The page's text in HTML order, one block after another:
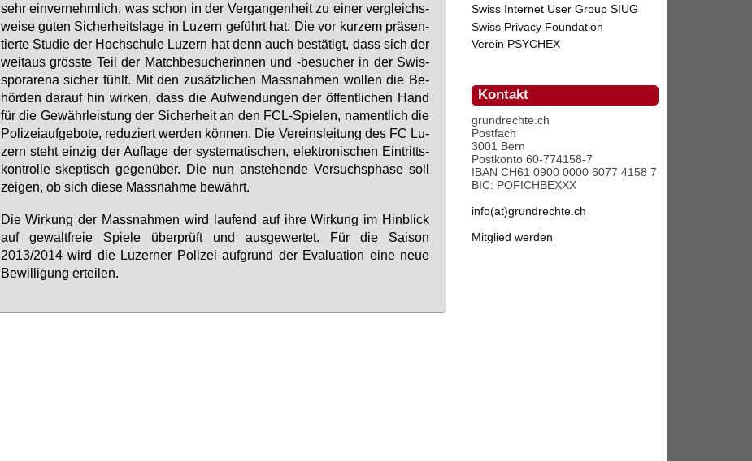
sehr ein­ver­nehm­lich, was schon in der Ver­gan­gen­heit zu ei­ner ver­gleichs­
wei­se gu­ten Si­cher­heits­la­ge in Lu­zern ge­führt hat. Die vor kur­zem prä­sen­
tier­te Stu­die der Hoch­schu­le Lu­zern hat denn auch be­stä­tigt, dass sich der
weit­aus gröss­te Teil der Match­be­su­che­rin­nen und -be­su­cher in der Swis­
spora­re­na si­cher fühlt. Mit den zu­sätz­li­chen Mass­nah­men wol­len die Be­
hör­den dar­auf hin wir­ken, dass die Auf­wen­dun­gen der öf­fent­li­chen Hand
für die Ge­währ­leis­tung der Si­cher­heit an den FCL-Spie­len, na­ment­lich die
Po­li­zei­auf­ge­bo­te, re­du­ziert wer­den kön­nen. Die Ver­eins­lei­tung des FC Lu­
zern steht ein­zig der Auf­la­ge der sys­te­ma­ti­schen, elek­tro­ni­schen Ein­tritts­
kon­trol­le skep­tisch ge­gen­über. Die nun an­ste­hen­de Ver­suchs­pha­se soll
zei­gen, ob sich die­se Mass­nah­me be­währt.
Die Wir­kung der Mass­nah­men wird lau­fend auf ih­re Wir­kung im Hin­blick
auf ge­walt­freie Spie­le über­prüft und aus­ge­wer­tet. Für die Sai­son
2013/2014 wird die Lu­zer­ner Po­li­zei auf­grund der Eva­lua­ti­on ei­ne neue
Be­wil­li­gung er­tei­len.
Swiss Internet User Group SIUG
Swiss Privacy Foundation
Verein PSYCHEX
Kontakt
grundrechte.ch
Postfach
3001 Bern
Postkonto 60-774158-7
IBAN CH61 0900 0000 6077 4158 7
BIC: POFICHBEXXX
info(at)grundrechte.ch
Mitglied werden